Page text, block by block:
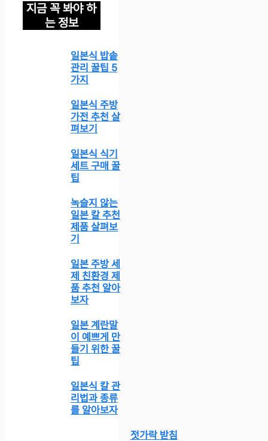
지금 꼭 봐야 하
는 정보
일본식 밥솥
관리 꿀팁 5
가지
일본식 주방
가전 추천 살
펴보기
일본식 식기
세트 구매 꿀
팁
녹슬지 않는
일본 칼 추천
제품 살펴보
기
일본 주방 세
제 친환경 제
품 추천 알아
보자
일본 계란말
이 예쁘게 만
들기 위한 꿀
팁
일본식 칼 관
리법과 종류
를 알아보자
젓가락 받침